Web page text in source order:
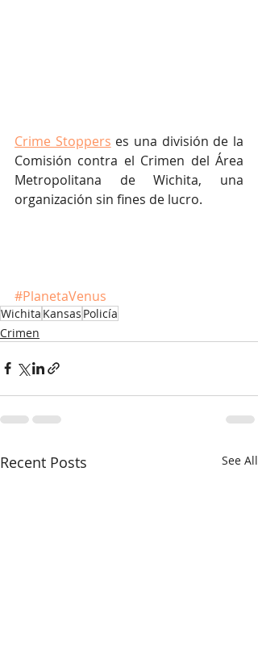
Crime Stoppers es una división de la
Comisión contra el Crimen del Área
Metropolitana de Wichita, una
organización sin fines de lucro.
#PlanetaVenus
Wichita Kansas Policía
Crimen
Recent Posts See All